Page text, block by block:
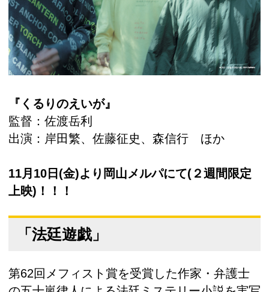
『くるりのえいが』
監督：佐渡岳利
出演：岸田繁、佐藤征史、森信行 ほか
11月10日(金)より岡山メルパにて(２週間限定
上映)！！！
「法廷遊戯」
第62回メフィスト賞を受賞した作家・弁護士